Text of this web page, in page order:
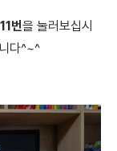
번을 눌러보십시
다^~^